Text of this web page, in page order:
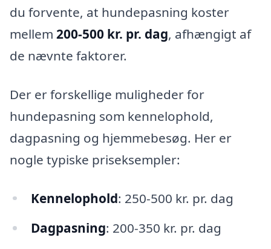
du forvente, at hundepasning koster
mellem 200-500 kr. pr. dag, afhængigt af
de nævnte faktorer.
Der er forskellige muligheder for
hundepasning som kennelophold,
dagpasning og hjemmebesøg. Her er
nogle typiske priseksempler:
Kennelophold: 250-500 kr. pr. dag
Dagpasning: 200-350 kr. pr. dag